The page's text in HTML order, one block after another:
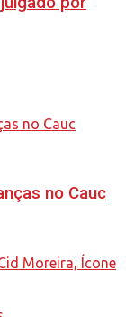
no Cauc